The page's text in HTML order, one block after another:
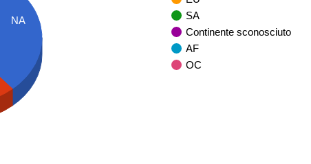
SA
Continente sconosciuto
AF
OC
NA